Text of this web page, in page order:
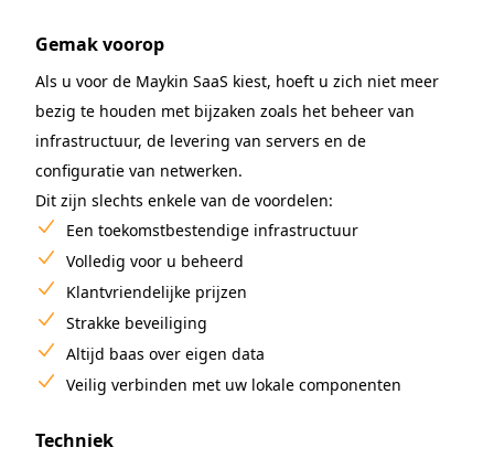
Gemak voorop
Als u voor de Maykin SaaS kiest, hoeft u zich niet meer
bezig te houden met bijzaken zoals het beheer van
infrastructuur, de levering van servers en de
configuratie van netwerken.
Dit zijn slechts enkele van de voordelen:
Een toekomstbestendige infrastructuur
Volledig voor u beheerd
Klantvriendelijke prijzen
Strakke beveiliging
Altijd baas over eigen data
Veilig verbinden met uw lokale componenten
Techniek